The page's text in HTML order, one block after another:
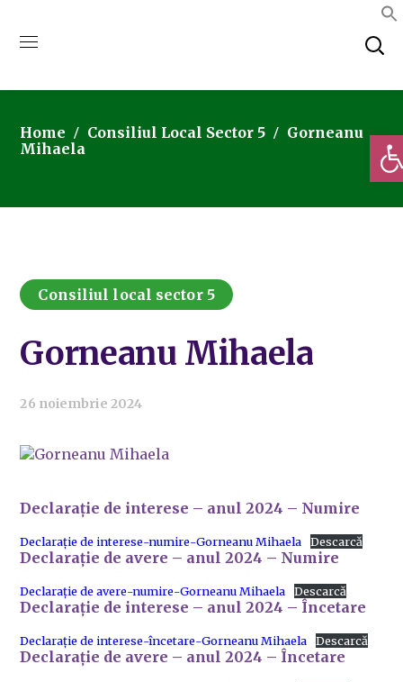
Home Consiliul Local Sector 5
Gorneanu
Mihaela
Consiliul local sector 5
Gorneanu Mihaela
26 noiembrie 2024
Declarație de interese – anul 2024 – Numire
Declarație de interese-numire-Gorneanu Mihaela Descarcă
Declarație de avere – anul 2024 – Numire
Declarație de avere-numire-Gorneanu Mihaela Descarcă
Declarație de interese – anul 2024 – Încetare
Declarație de interese-încetare-Gorneanu Mihaela Descarcă
Declarație de avere – anul 2024 – Încetare